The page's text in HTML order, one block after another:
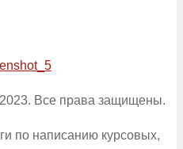
Все права защищены.
по написанию курсовых,